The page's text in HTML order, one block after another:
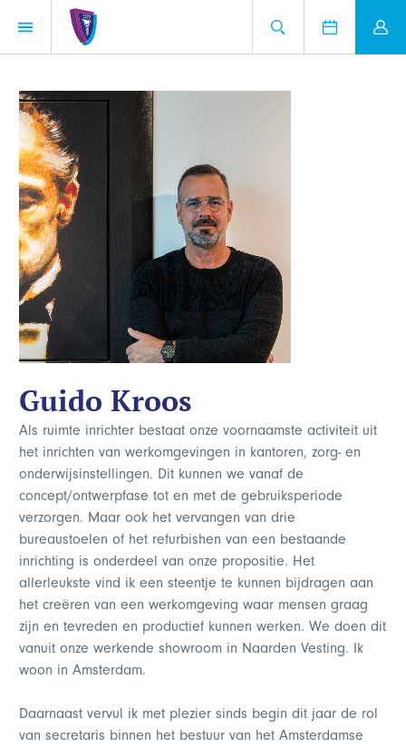
Guido Kroos
Als ruimte inrichter bestaat onze voornaamste activiteit uit
het inrichten van werkomgevingen in kantoren, zorg- en
onderwijsinstellingen. Dit kunnen we vanaf de
concept/ontwerpfase tot en met de gebruiksperiode
verzorgen. Maar ook het vervangen van drie
bureaustoelen of het refurbishen van een bestaande
inrichting is onderdeel van onze propositie. Het
allerleukste vind ik een steentje te kunnen bijdragen aan
het creëren van een werkomgeving waar mensen graag
zijn en tevreden en productief kunnen werken. We doen dit
vanuit onze werkende showroom in Naarden Vesting. Ik
woon in Amsterdam.
Daarnaast vervul ik met plezier sinds begin dit jaar de rol
van secretaris binnen het bestuur van het Amsterdamse